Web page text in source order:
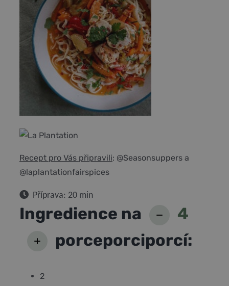
Recept pro Vás připravili: @Seasonsuppers a
@laplantationfairspices
Příprava: 20 min
Ingredience na
4
porceporciporcí:
2